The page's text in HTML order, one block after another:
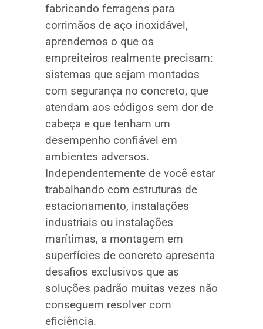
fabricando ferragens para
corrimãos de aço inoxidável,
aprendemos o que os
empreiteiros realmente precisam:
sistemas que sejam montados
com segurança no concreto, que
atendam aos códigos sem dor de
cabeça e que tenham um
desempenho confiável em
ambientes adversos.
Independentemente de você estar
trabalhando com estruturas de
estacionamento, instalações
industriais ou instalações
marítimas, a montagem em
superfícies de concreto apresenta
desafios exclusivos que as
soluções padrão muitas vezes não
conseguem resolver com
eficiência.